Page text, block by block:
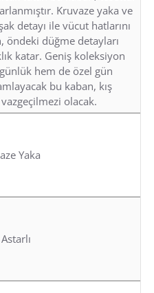
Kruvaze yaka ve
detayı ile vücut hatlarını
öndeki düğme detayları
katar. Geniş koleksiyon
hem de özel gün
bu kaban, kış
olacak.
Yaka